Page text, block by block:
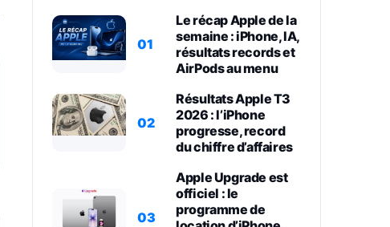
01
Le récap Apple de la
semaine : iPhone, IA,
résultats records et
AirPods au menu
02
Résultats Apple T3
2026 : l’iPhone
progresse, record
du chiffre d’affaires
03
Apple Upgrade est
officiel : le
programme de